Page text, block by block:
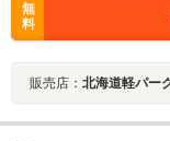
無
料
販売店： 北海道軽パー